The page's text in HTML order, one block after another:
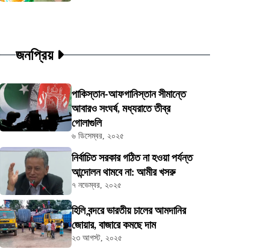
জনপ্রিয়
পাকিস্তান-আফগানিস্তান সীমান্তে
আবারও সংঘর্ষ, মধ্যরাতে তীব্র
গোলাগুলি
৬ ডিসেম্বর, ২০২৫
নির্বাচিত সরকার গঠিত না হওয়া পর্যন্ত
আন্দোলন থামবে না: আমীর খসরু
৭ নভেম্বর, ২০২৫
হিলি বন্দরে ভারতীয় চালের আমদানির
জোয়ার, বাজারে কমছে দাম
২৩ আগস্ট, ২০২৫